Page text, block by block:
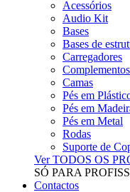
Acessórios
Audio Kit
Bases
Bases de
Carregadores
Complementos
Camas
Pés em
Pés em
Pés em Metal
Rodas
Suporte de
Ver TODOS OS
SÓ PARA
Contactos